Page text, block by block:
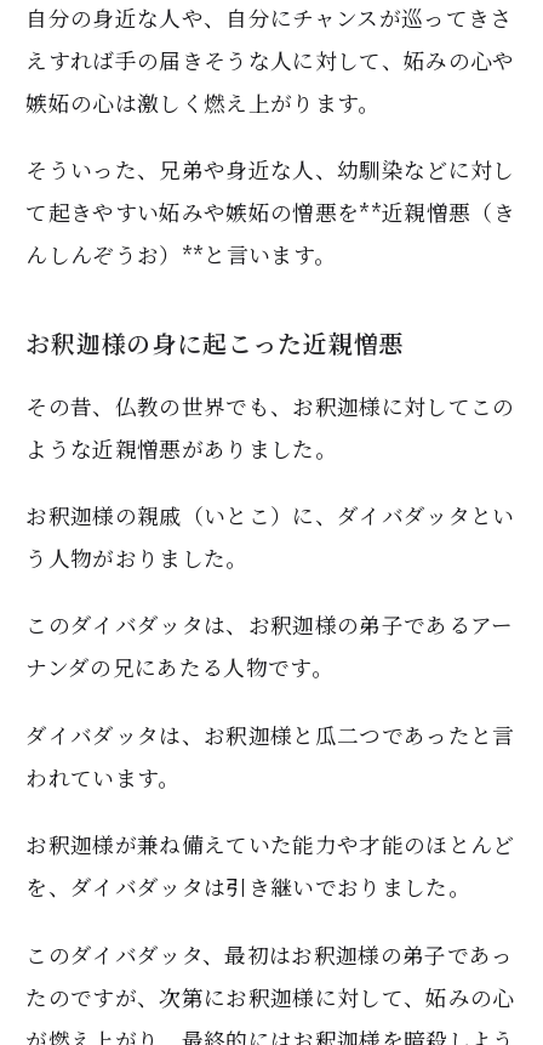
自分の身近な人や、自分にチャンスが巡ってきさ
えすれば手の届きそうな人に対して、妬みの心や
嫉妬の心は激しく燃え上がります。
そういった、兄弟や身近な人、幼馴染などに対し
て起きやすい妬みや嫉妬の憎悪を**近親憎悪（き
んしんぞうお）**と言います。
お釈迦様の身に起こった近親憎悪
その昔、仏教の世界でも、お釈迦様に対してこの
ような近親憎悪がありました。
お釈迦様の親戚（いとこ）に、ダイバダッタとい
う人物がおりました。
このダイバダッタは、お釈迦様の弟子であるアー
ナンダの兄にあたる人物です。
ダイバダッタは、お釈迦様と瓜二つであったと言
われています。
お釈迦様が兼ね備えていた能力や才能のほとんど
を、ダイバダッタは引き継いでおりました。
このダイバダッタ、最初はお釈迦様の弟子であっ
たのですが、次第にお釈迦様に対して、妬みの心